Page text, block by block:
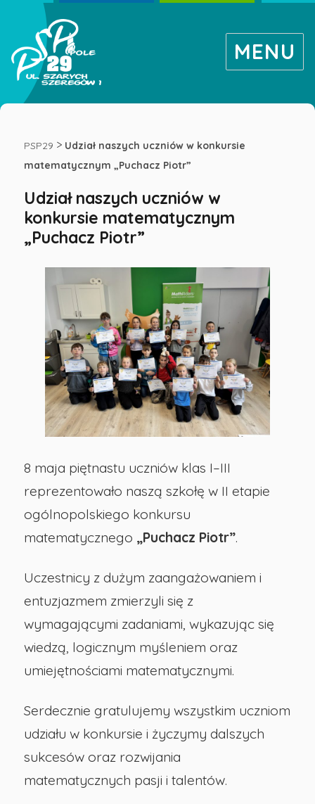
Udział
naszych
w
konkursie
matematycznym
„Puchacz
Piotr”
Publiczna
Szkoła
Podstawowa
nr
29
w
MENU
PSP29 > Udział naszych uczniów w konkursie
matematycznym „Puchacz Piotr”
Udział naszych uczniów w
konkursie matematycznym
„Puchacz Piotr”
8 maja piętnastu uczniów klas I–III
reprezentowało naszą szkołę w II etapie
ogólnopolskiego konkursu
matematycznego „Puchacz Piotr”.
Uczestnicy z dużym zaangażowaniem i
entuzjazmem zmierzyli się z
wymagającymi zadaniami, wykazując się
wiedzą, logicznym myśleniem oraz
umiejętnościami matematycznymi.
Serdecznie gratulujemy wszystkim uczniom
udziału w konkursie i życzymy dalszych
sukcesów oraz rozwijania
matematycznych pasji i talentów.